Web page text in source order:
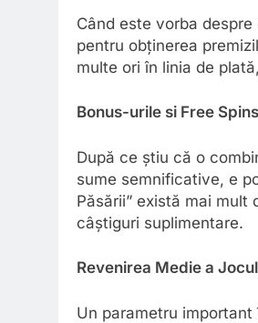
Când este vorba
pentru obținerea
multe ori în linia de
Bonus-urile si Free Spins
După ce știu că o
sume semnificative, e
Păsării” există mai
câștiguri suplimentare.
Revenirea Medie a
Un parametru important